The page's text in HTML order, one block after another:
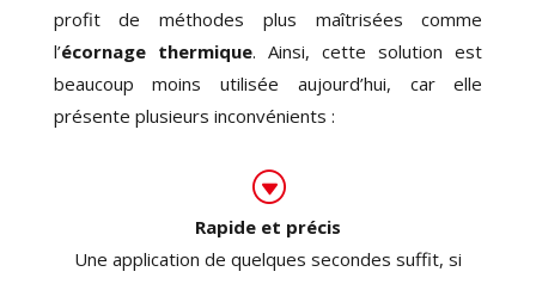
profit de méthodes plus maîtrisées comme
l’écornage thermique. Ainsi, cette solution est
beaucoup moins utilisée aujourd’hui, car elle
présente plusieurs inconvénients :
G
Rapide et précis
Une application de quelques secondes suffit, si